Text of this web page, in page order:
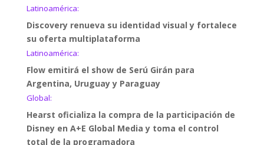
Latinoamérica:
Discovery renueva su identidad visual y fortalece
su oferta multiplataforma
Latinoamérica:
Flow emitirá el show de Serú Girán para
Argentina, Uruguay y Paraguay
Global:
Hearst oficializa la compra de la participación de
Disney en A+E Global Media y toma el control
total de la programadora